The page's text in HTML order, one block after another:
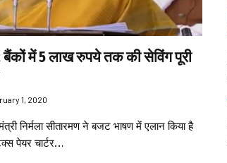
में 5 लाख रुपये तक की सेविंग पूरी
1, 2020
निर्मला सीतारमण ने बजट भाषण में एलान किया है
पेयर चार्टर…